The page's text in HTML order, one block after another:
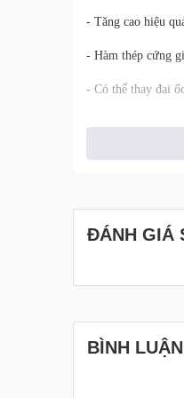
- Tăng cao hiệu
- Hàm thép cứng
- Có thể thay đai
ĐÁNH GIÁ
BÌNH